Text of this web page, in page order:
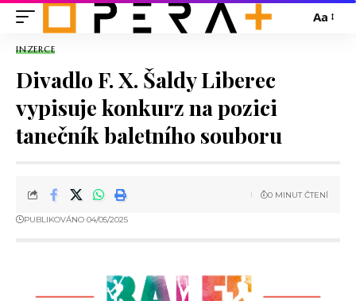
Aa
INZERCE
Divadlo F. X. Šaldy Liberec
vypisuje konkurz na pozici
tanečník baletního souboru
PUBLIKOVÁNO 04/05/2025
0 MINUT ČTENÍ